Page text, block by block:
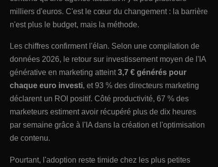
milliers d'euros. C'est le cœur du changement : la barrière
n'est plus le budget, mais la méthode.
Les chiffres confirment l'élan. Selon une compilation de
données 2026, le retour sur investissement moyen de l'IA
générative en marketing atteint3,7 € générés pour
chaque euro investi, et 93 % des directeurs marketing
déclarent un ROI positif. Côté productivité, 67 % des
marketeurs estiment avoir récupéré plus de dix heures
par semaine grâce à l'IA dans la création et l'optimisation
de contenu.
Pourtant, l'adoption reste timide chez les plus petites